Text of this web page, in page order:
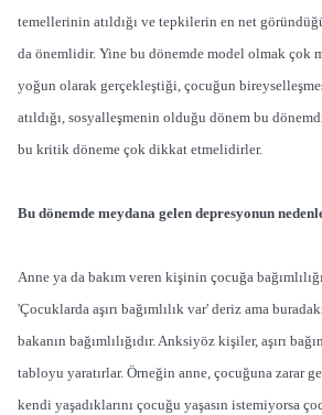
temellerinin atıldığı ve tepkilerin en net
da önemlidir. Yine bu dönemde model olmak çok
yoğun olarak gerçekleştiği, çocuğun
atıldığı, sosyalleşmenin olduğu dönem bu
bu kritik döneme çok dikkat etmelidirler.
Bu dönemde meydana gelen depresyonun
Anne ya da bakım veren kişinin çocuğa
'Çocuklarda aşırı bağımlılık var' deriz ama
bakanın bağımlılığıdır. Anksiyöz kişiler, aşırı
tabloyu yaratırlar. Örneğin anne, çocuğuna zarar
kendi yaşadıklarını çocuğu yaşasın istemiyorsa